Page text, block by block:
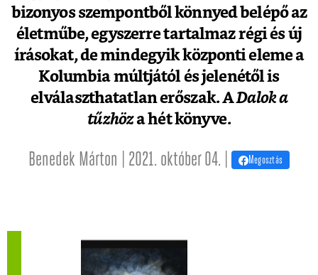
bizonyos szempontből könnyed belépő az
életműbe, egyszerre tartalmaz régi és új
írásokat, de mindegyik központi eleme a
Kolumbia múltjától és jelenétől is
elválaszthatatlan erőszak. ADalok a
tűzhöza hét könyve.
Benedek Márton | 2021. október 04. | Megosztás